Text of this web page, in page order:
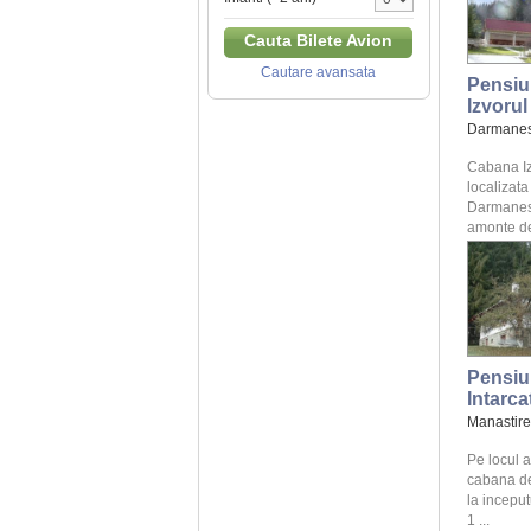
Cauta Bilete Avion
Cautare avansata
Cabana
amonte
Pe locul
cabana
la
1 ...